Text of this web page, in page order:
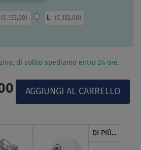
(€ 133,00) L ( € 133,00)
di solito spediamo entro 24 ore.
DI PIÙ...